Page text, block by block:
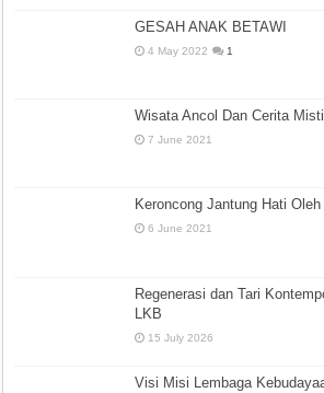
GESAH ANAK BETAWI
4 May 2022 1
Wisata Ancol Dan Cerita
7 June 2021
Keroncong Jantung Hati
6 June 2021
Regenerasi dan Tari
LKB
15 July 2026
Visi Misi Lembaga